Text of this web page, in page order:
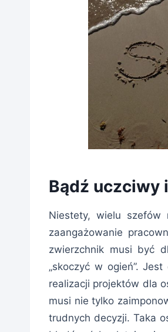
Bądź uczciwy
Niestety, wielu szefów
zaangażowanie
zwierzchnik musi być
„skoczyć w ogień”.
realizacji projektów dla
musi nie tylko
trudnych decyzji. Taka